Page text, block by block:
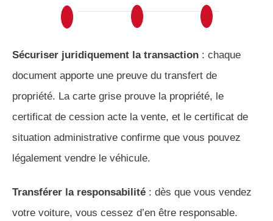
Sécuriser juridiquement la transaction : chaque
document apporte une preuve du transfert de
propriété. La carte grise prouve la propriété, le
certificat de cession acte la vente, et le certificat de
situation administrative confirme que vous pouvez
légalement vendre le véhicule.
Transférer la responsabilité : dès que vous vendez
votre voiture, vous cessez d’en être responsable.